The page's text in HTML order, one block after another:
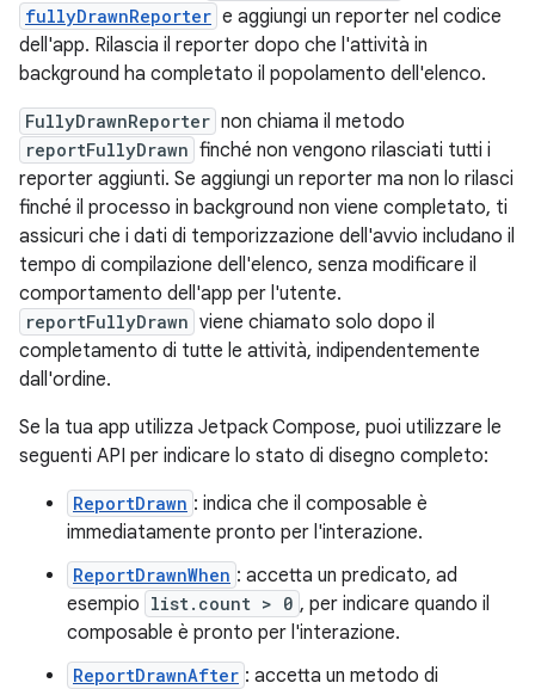
fullyDrawnReporter e aggiungi un reporter nel codice
dell'app. Rilascia il reporter dopo che l'attività in
background ha completato il popolamento dell'elenco.
FullyDrawnReporter non chiama il metodo
reportFullyDrawn finché non vengono rilasciati tutti i
reporter aggiunti. Se aggiungi un reporter ma non lo rilasci
finché il processo in background non viene completato, ti
assicuri che i dati di temporizzazione dell'avvio includano il
tempo di compilazione dell'elenco, senza modificare il
comportamento dell'app per l'utente.
reportFullyDrawn viene chiamato solo dopo il
completamento di tutte le attività, indipendentemente
dall'ordine.
Se la tua app utilizza Jetpack Compose, puoi utilizzare le
seguenti API per indicare lo stato di disegno completo:
ReportDrawn : indica che il composable è
immediatamente pronto per l'interazione.
ReportDrawnWhen : accetta un predicato, ad
esempio list.count > 0 , per indicare quando il
composable è pronto per l'interazione.
ReportDrawnAfter : accetta un metodo di